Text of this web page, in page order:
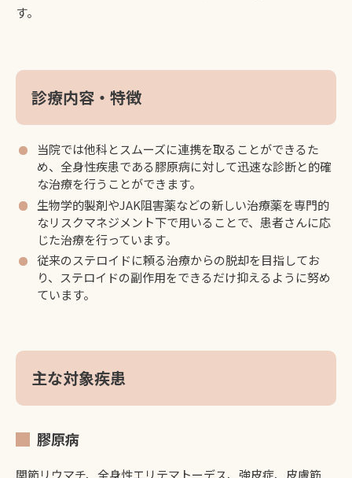
す。
診療内容・特徴
当院では他科とスムーズに連携を取ることができるた
め、全身性疾患である膠原病に対して迅速な診断と的確
な治療を行うことができます。
生物学的製剤やJAK阻害薬などの新しい治療薬を専門的
なリスクマネジメント下で用いることで、患者さんに応
じた治療を行っています。
従来のステロイドに頼る治療からの脱却を目指してお
り、ステロイドの副作用をできるだけ抑えるように努め
ています。
主な対象疾患
膠原病
関節リウマチ、全身性エリテマトーデス、強皮症、皮膚筋